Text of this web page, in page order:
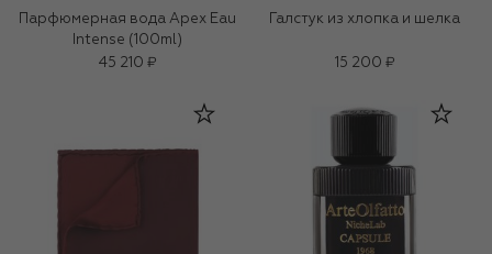
Парфюмерная вода Apex Eau
Intense (100ml)
45 210 ₽
Галстук из хлопка и шелка
15 200 ₽